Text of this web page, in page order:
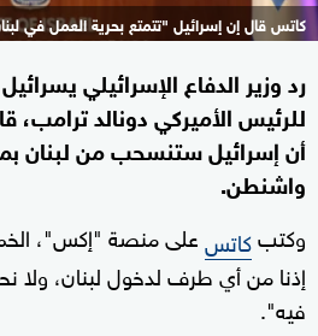
كاتس قال إن إسرائيل "تتمتع بحرية العمل في
رد وزير الدفاع الإسرائيلي
للرئيس الأميركي دونالد ترامب،
أن إسرائيل ستنسحب من لبنان
واشنطن.
وكتبكاتسعلى منصة "إكس"،
إذنا من أي طرف لدخول لبنان، ولا
فيه".